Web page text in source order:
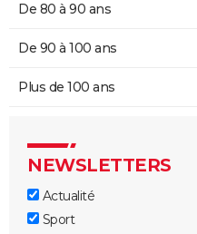
De 80 à 90 ans
De 90 à 100 ans
Plus de 100 ans
NEWSLETTERS
Actualité
Sport